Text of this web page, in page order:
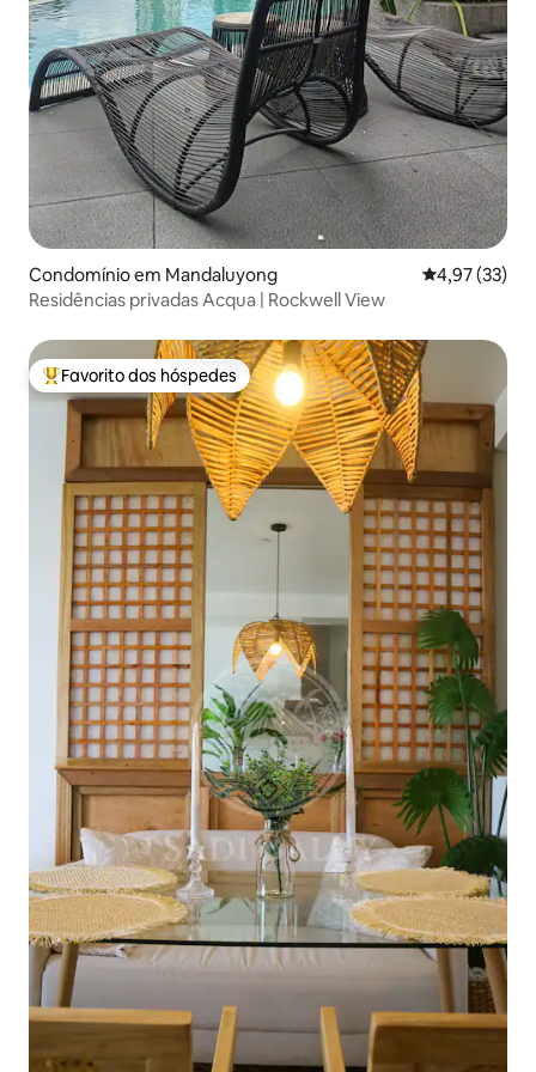
Condomínio em Mandaluyong Classificação
4,97 (33)
Residências privadas Acqua | Rockwell View
Favoritos dos hóspedes mais apreciados
Favorito dos hóspedes